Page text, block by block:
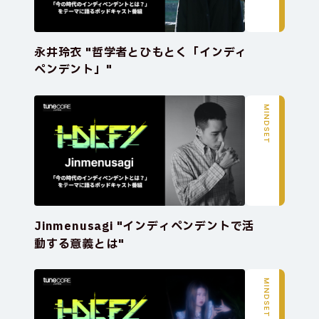
永井玲衣 "哲学者とひもとく「インディ
ペンデント」"
MINDSET
Jinmenusagi "インディペンデントで活
動する意義とは"
MINDSET